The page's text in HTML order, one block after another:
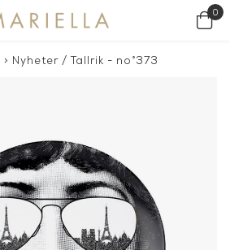
0
> Nyheter / Tallrik - no°373